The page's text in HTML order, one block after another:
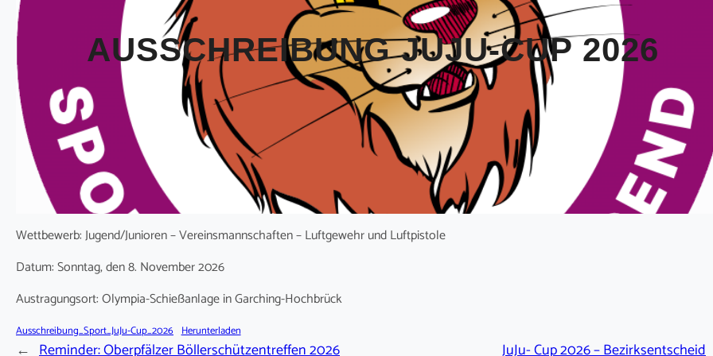
AUSSCHREIBUNG JUJU-CUP 2026
Wettbewerb: Jugend/Junioren – Vereinsmannschaften – Luftgewehr und Luftpistole
Datum: Sonntag, den 8. November 2026
Austragungsort: Olympia-Schießanlage in Garching-Hochbrück
Ausschreibung_Sport_JuJu-Cup_2026 Herunterladen
← Reminder: Oberpfälzer Böllerschützentreffen 2026 JuJu- Cup 2026 – Bezirksentscheid